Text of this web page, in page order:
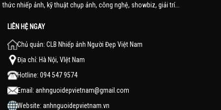
thức nhiếp ảnh, kỹ thuật chụp ảnh, công nghệ, showbiz, giải trí...
LIÊN HỆ NGAY
Chủ quản: CLB Nhiếp ảnh Người Đẹp Việt Nam
Địa chỉ: Hà Nội, VIệt Nam
Hotline: 094 547 9574
Email: anhnguoidepvietnam@gmail.com
Website: anhnguoidepvietnam.vn